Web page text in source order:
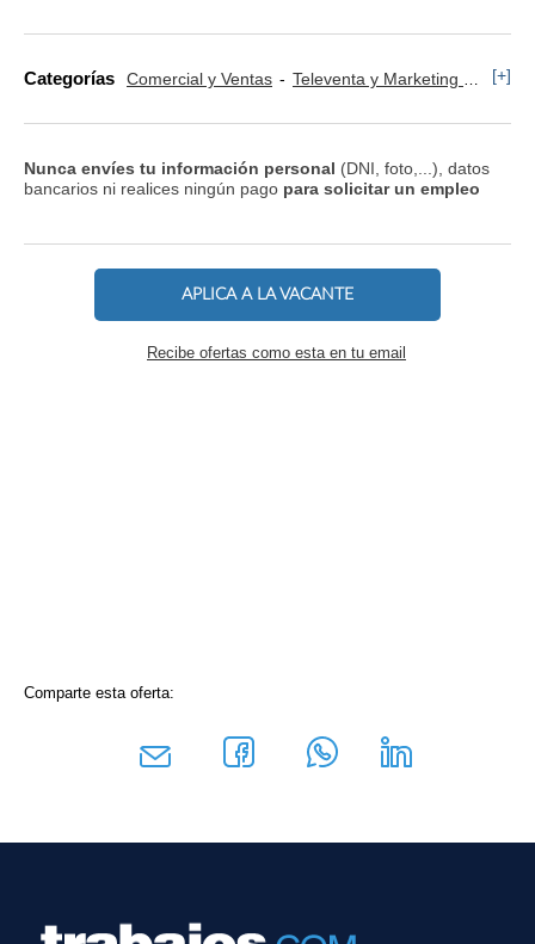
Categorías Comercial y Ventas Televenta y Marketing Telefónico [+]
Nunca envíes tu información personal (DNI, foto,...), datos
bancarios ni realices ningún pago para solicitar un empleo
APLICA A LA VACANTE
Recibe ofertas como esta en tu email
Comparte esta oferta: